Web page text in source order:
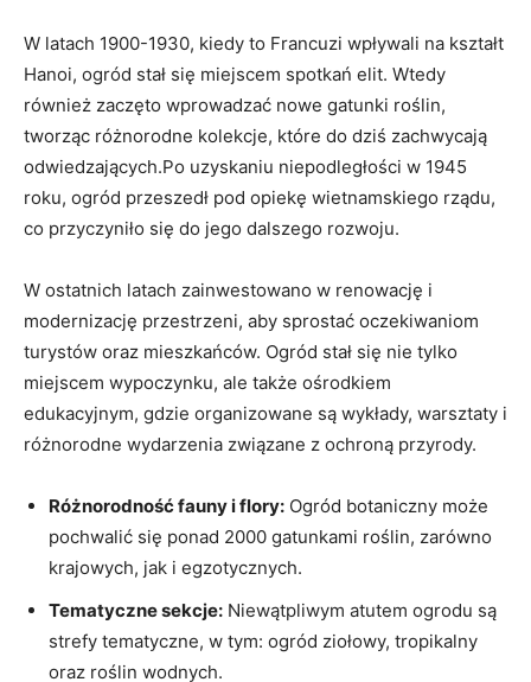
W latach 1900-1930, kiedy to Francuzi wpływali na kształt
Hanoi, ogród stał się miejscem spotkań elit. Wtedy
również zaczęto wprowadzać nowe gatunki roślin,
tworząc różnorodne kolekcje, które do dziś zachwycają
odwiedzających.Po uzyskaniu niepodległości w 1945
roku, ogród przeszedł pod opiekę wietnamskiego rządu,
co przyczyniło się do jego dalszego rozwoju.
W ostatnich latach zainwestowano w renowację i
modernizację przestrzeni, aby sprostać oczekiwaniom
turystów oraz mieszkańców. Ogród stał się nie tylko
miejscem wypoczynku, ale także ośrodkiem
edukacyjnym, gdzie organizowane są wykłady, warsztaty i
różnorodne wydarzenia związane z ochroną przyrody.
Różnorodność fauny i flory: Ogród botaniczny może
pochwalić się ponad 2000 gatunkami roślin, zarówno
krajowych, jak i egzotycznych.
Tematyczne sekcje: Niewątpliwym atutem ogrodu są
strefy tematyczne, w tym: ogród ziołowy, tropikalny
oraz roślin wodnych.